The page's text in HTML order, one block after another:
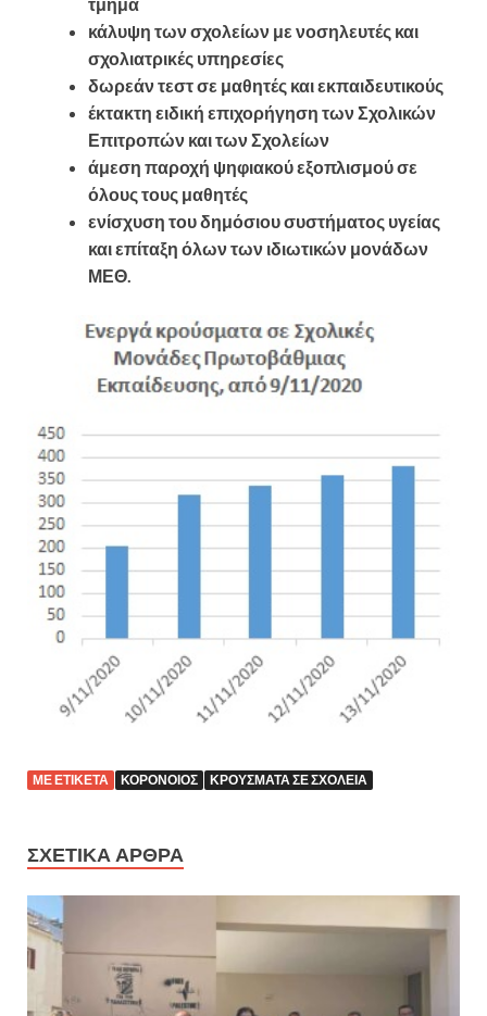
κάλυψη των σχολείων με νοσηλευτές και
σχολιατρικές υπηρεσίες
δωρεάν τεστ σε μαθητές και εκπαιδευτικούς
έκτακτη ειδική επιχορήγηση των Σχολικών
Επιτροπών και των Σχολείων
άμεση παροχή ψηφιακού εξοπλισμού σε
όλους τους μαθητές
ενίσχυση του δημόσιου συστήματος υγείας
και επίταξη όλων των ιδιωτικών μονάδων
ΜΕΘ.
ΜΕ ΕΤΙΚΕΤΑ ΚΟΡΟΝΟΙΟΣ ΚΡΟΥΣΜΑΤΑ ΣΕ ΣΧΟΛΕΙΑ
ΣΧΕΤΙΚΑ ΑΡΘΡΑ